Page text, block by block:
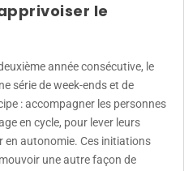
le
année consécutive, le
série de week-ends et de
: accompagner les personnes
en cycle, pour lever leurs
en autonomie. Ces initiations
une autre façon de